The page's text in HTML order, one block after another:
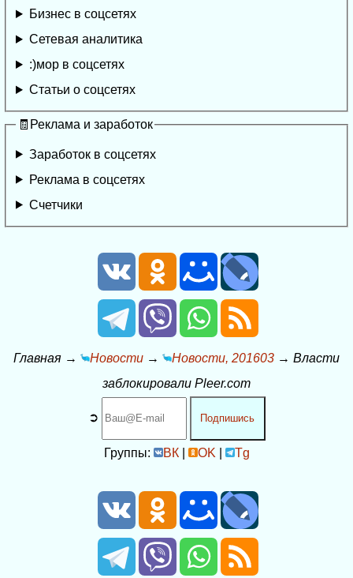
Бизнес в соцсетях
Сетевая аналитика
:)мор в соцсетях
Статьи о соцсетях
🧾Реклама и заработок
Заработок в соцсетях
Реклама в соцсетях
Счетчики
Главная → Новости → Новости, 201603 → Власти
заблокировали Pleer.com
➲ Подпишись
Группы: ВК| OK Tg